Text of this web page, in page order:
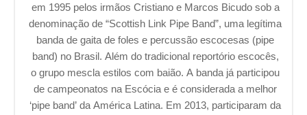
em 1995 pelos irmãos Cristiano e Marcos Bicudo sob a
denominação de “Scottish Link Pipe Band”, uma legítima
banda de gaita de foles e percussão escocesas (pipe
band) no Brasil. Além do tradicional reportório escocês,
o grupo mescla estilos com baião. A banda já participou
de campeonatos na Escócia e é considerada a melhor
‘pipe band’ da América Latina. Em 2013, participaram da